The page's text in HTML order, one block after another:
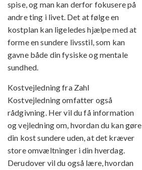
spise, og man kan derfor fokusere på
andre ting i livet. Det at følge en
kostplan kan ligeledes hjælpe med at
forme en sundere livsstil, som kan
gavne både din fysiske og mentale
sundhed.
Kostvejledning fra Zahl
Kostvejledning omfatter også
rådgivning. Her vil du få information
og vejledning om, hvordan du kan gøre
din kost sundere uden, at det kræver
store omvæltninger i din hverdag.
Derudover vil du også lære, hvordan